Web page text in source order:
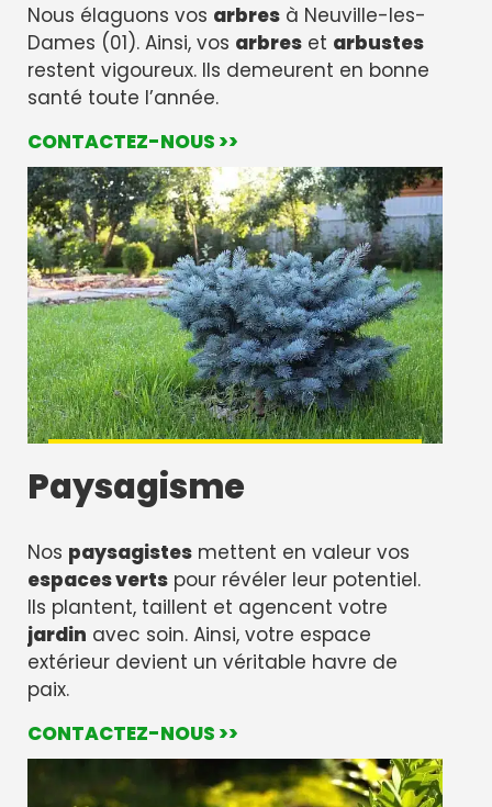
Nous élaguons vos arbres à Neuville-les-
Dames (01). Ainsi, vos arbres et arbustes
restent vigoureux. Ils demeurent en bonne
santé toute l’année.
CONTACTEZ-NOUS >>
Paysagisme
Nos paysagistes mettent en valeur vos
espaces verts pour révéler leur potentiel.
Ils plantent, taillent et agencent votre
jardin avec soin. Ainsi, votre espace
extérieur devient un véritable havre de
paix.
CONTACTEZ-NOUS >>